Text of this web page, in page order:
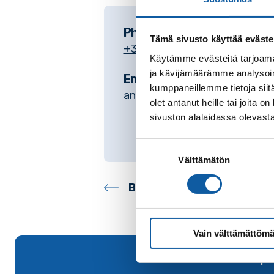
Tämä sivusto käyttää
Käytämme evästeitä
ja kävijämäärämme
kumppaneillemme tietoja
olet antanut heille tai joita
sivuston alalaidassa
Välttämätön
Vain
Phone
+35824745408
Email
annamari.tikkanen@paimio.fi
Back to contacts archive